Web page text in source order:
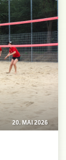
20. MAI 2026